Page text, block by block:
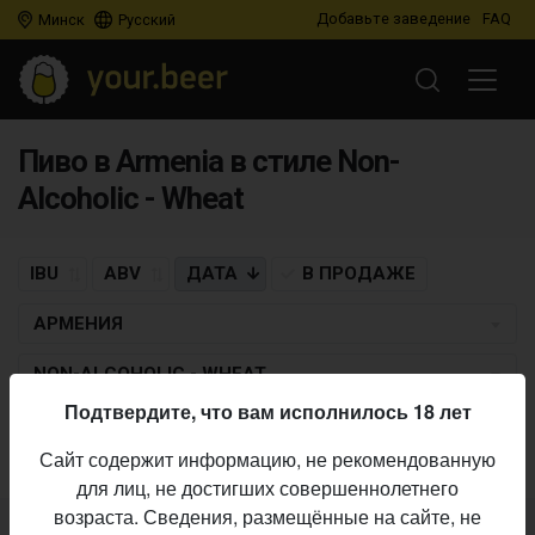
Минск Русский Добавьте заведение FAQ
Пиво в Armenia в стиле Non-
Alcoholic - Wheat
IBU ABV ДАТА В ПРОДАЖЕ
АРМЕНИЯ
NON-ALCOHOLIC - WHEAT
Пиво по заданным критериям не найдено
Подтвердите, что вам исполнилось 18 лет
Сайт содержит информацию, не рекомендованную
для лиц, не достигших совершеннолетнего
возраста. Сведения, размещённые на сайте, не